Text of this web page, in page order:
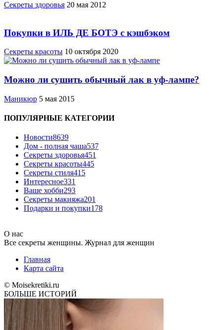
Cекреты здоровья 20 мая 2012
Покупки в ИЛЬ ДЕ БОТЭ с кэшбэком
Секреты красоты 10 октября 2020
Можно ли сушить обычный лак в уф-лампе?
Маникюр 5 мая 2015
ПОПУЛЯРНЫЕ КАТЕГОРИИ
Новости8639
Дом - полная чаша537
Cекреты здоровья451
Секреты красоты445
Секреты стиля415
Интересное331
Ваше хобби293
Секреты макияжа201
Подарки и покупки178
О нас
Все секреты женщины. Журнал для женщин
Главная
Карта сайта
© Moisekretiki.ru
БОЛЬШЕ ИСТОРИЙ